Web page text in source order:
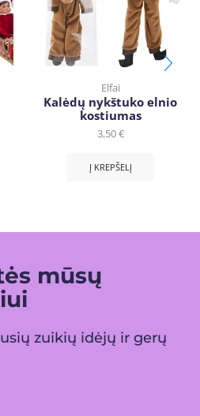
Elfai
Kalėdų nykštuko elnio
kostiumas
3,50€
Į KREPŠELĮ
mūsų
zuikių idėjų ir gerų